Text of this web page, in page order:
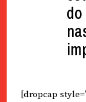
[dropcap